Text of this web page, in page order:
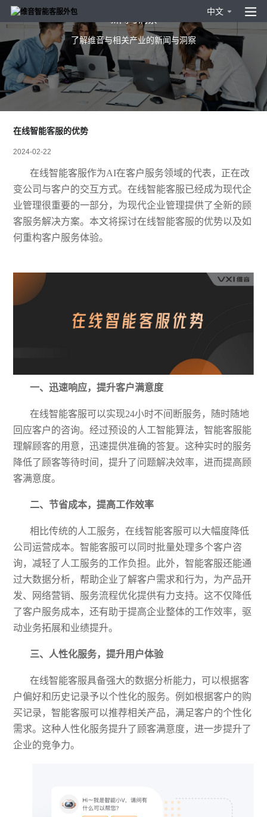
中文
了解维音与相关产业的新闻与洞察
在线智能客服的优势
2024-02-22
在线智能客服作为AI在客户服务领域的代表，正在改
变公司与客户的交互方式。在线智能客服已经成为现代企
业管理很重要的一部分，为现代企业管理提供了全新的顾
客服务解决方案。本文将探讨在线智能客服的优势以及如
何重构客户服务体验。
一、迅速响应，提升客户满意度
在线智能客服可以实现24小时不间断服务，随时随地
回应客户的咨询。经过预设的人工智能算法，智能客服能
理解顾客的用意，迅速提供准确的答复。这种实时的服务
降低了顾客等待时间，提升了问题解决效率，进而提高顾
客满意度。
二、节省成本，提高工作效率
相比传统的人工服务，在线智能客服可以大幅度降低
公司运营成本。智能客服可以同时批量处理多个客户咨
询，减轻了人工服务的工作负担。此外，智能客服还能通
过大数据分析，帮助企业了解客户需求和行为，为产品开
发、 网络营销、服务流程优化提供有力支持。这不仅降低
了客户服务成本，还有助于提高企业整体的工作效率，驱
动业务拓展和业绩提升。
三、人性化服务，提升用户体验
在线智能客服具备强大的数据分析能力，可以根据客
户偏好和历史记录予以个性化的服务。例如根据客户的购
买记录，智能客服可以推荐相关产品，满足客户的个性化
需求。这种人性化服务提升了顾客满意度，进一步提升了
企业的竞争力。